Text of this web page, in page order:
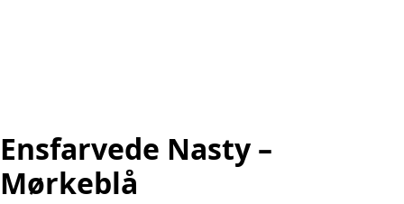
Ensfarvede Nasty –
Mørkeblå